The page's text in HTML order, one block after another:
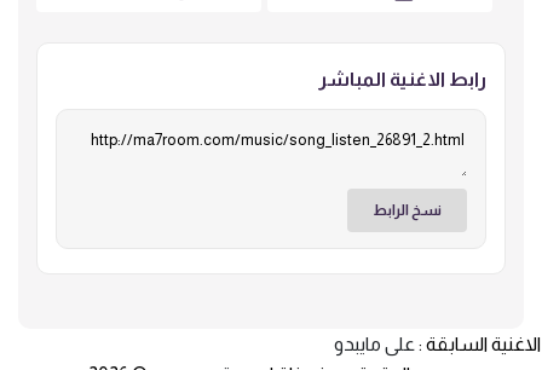
رابط الاغنية المباشر
نسخ الرابط
الاغنية السابقة : على مايبدو